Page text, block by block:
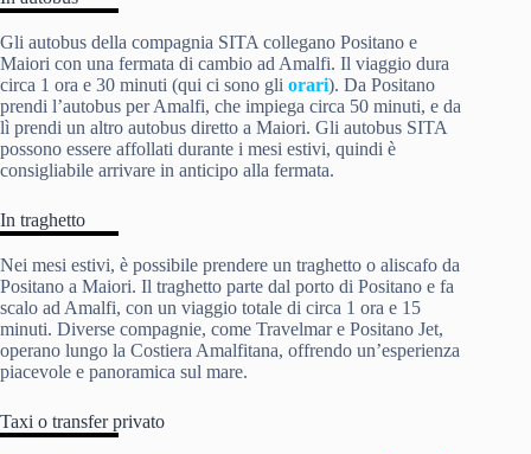
Gli autobus della compagnia SITA collegano Positano e
Maiori con una fermata di cambio ad Amalfi. Il viaggio dura
circa 1 ora e 30 minuti (qui ci sono gli orari). Da Positano
prendi l’autobus per Amalfi, che impiega circa 50 minuti, e da
lì prendi un altro autobus diretto a Maiori. Gli autobus SITA
possono essere affollati durante i mesi estivi, quindi è
consigliabile arrivare in anticipo alla fermata.
In traghetto
Nei mesi estivi, è possibile prendere un traghetto o aliscafo da
Positano a Maiori. Il traghetto parte dal porto di Positano e fa
scalo ad Amalfi, con un viaggio totale di circa 1 ora e 15
minuti. Diverse compagnie, come Travelmar e Positano Jet,
operano lungo la Costiera Amalfitana, offrendo un’esperienza
piacevole e panoramica sul mare.
Taxi o transfer privato